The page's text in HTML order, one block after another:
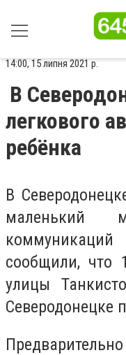
14:00, 15 липня 2021 р.
В
легкового
ребёнка
В
маленький
сообщили, что
улицы
Северодонецке